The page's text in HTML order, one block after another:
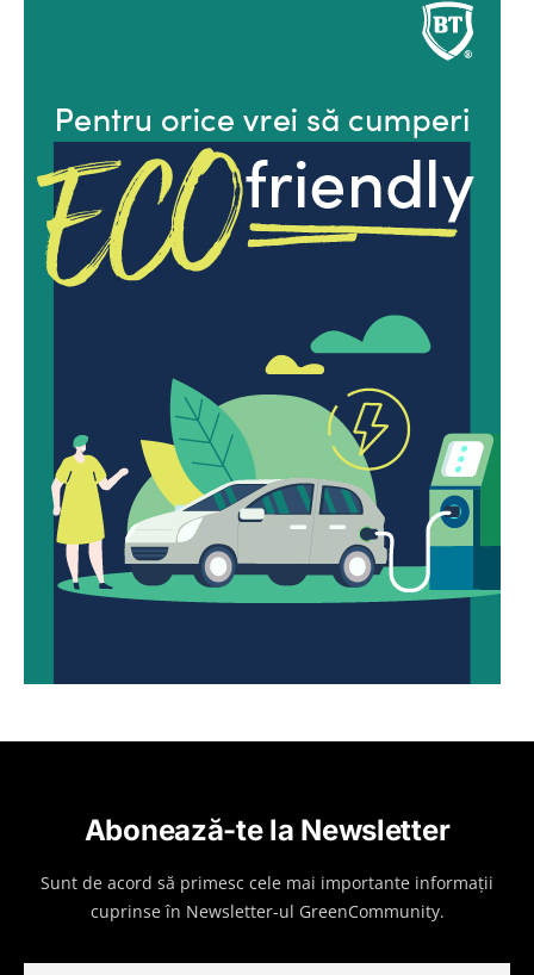
Abonează-te la Newsletter
Sunt de acord să primesc cele mai importante informații
cuprinse în Newsletter-ul GreenCommunity.